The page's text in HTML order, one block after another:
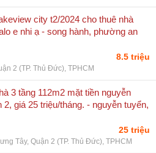
city t2/2024 cho thuê nhà
e nhi ạ - song hành, phường an
(tp. thủ đức), tphcm
8.5 triệu
2 (TP. Thủ Đức), TPHCM
3 tầng 112m2 mặt tiền nguyễn
2, giá 25 triệu/tháng. - nguyễn tuyển,
trưng tây, quận 2 (tp. thủ đức),
25 triệu
Tây, Quận 2 (TP. Thủ Đức), TPHCM